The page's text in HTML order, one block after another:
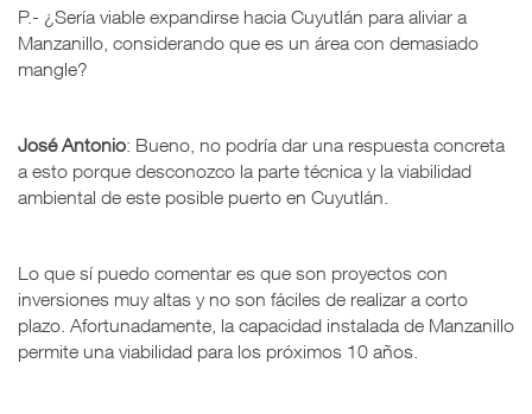
P.- ¿Sería viable expandirse hacia Cuyutlán para aliviar a
Manzanillo, considerando que es un área con demasiado
mangle?
José Antonio: Bueno, no podría dar una respuesta concreta
a esto porque desconozco la parte técnica y la viabilidad
ambiental de este posible puerto en Cuyutlán.
Lo que sí puedo comentar es que son proyectos con
inversiones muy altas y no son fáciles de realizar a corto
plazo. Afortunadamente, la capacidad instalada de Manzanillo
permite una viabilidad para los próximos 10 años.